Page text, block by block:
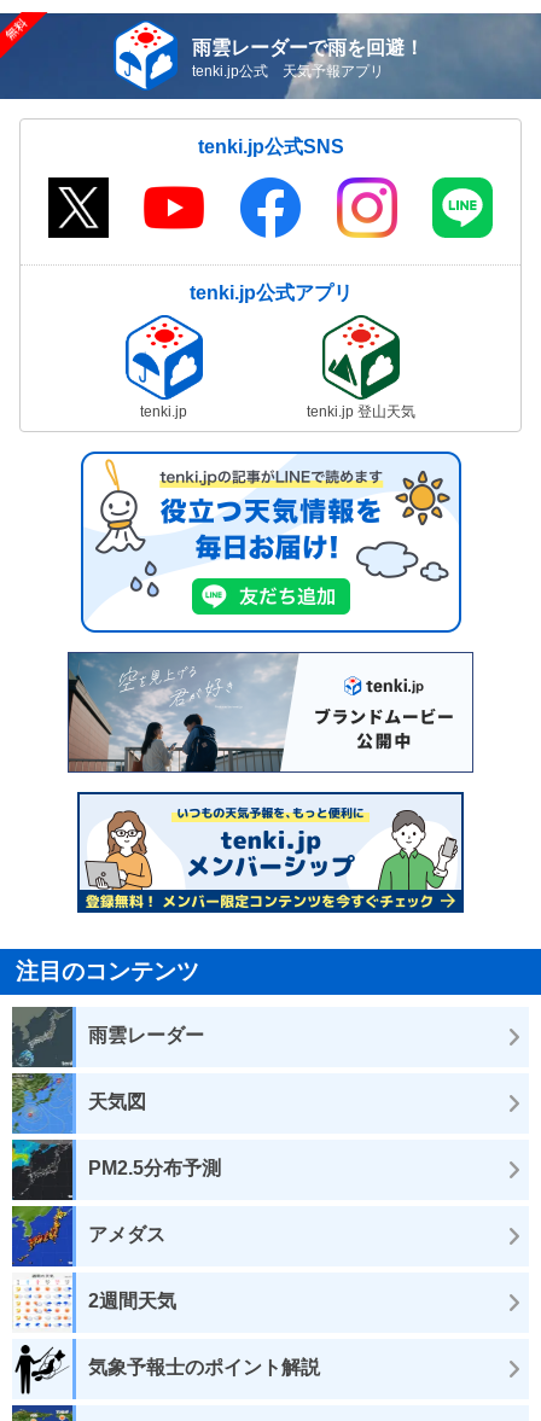
雨雲レーダーで雨を回避！
tenki.jp公式 天気予報アプリ
tenki.jp公式SNS
tenki.jp公式アプリ
tenki.jp tenki.jp 登山天気
注目のコンテンツ
雨雲レーダー
天気図
PM2.5分布予測
アメダス
2週間天気
気象予報士のポイント解説